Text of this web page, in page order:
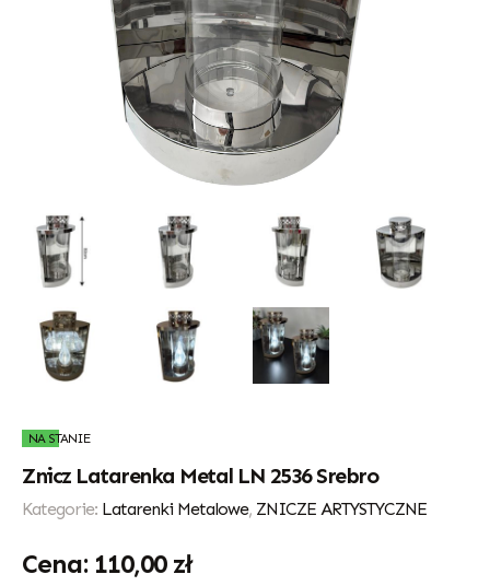
NA STANIE
Znicz Latarenka Metal LN 2536 Srebro
Kategorie: Latarenki Metalowe, ZNICZE ARTYSTYCZNE
110,00 zł